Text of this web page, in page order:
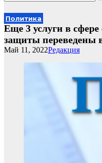
Политика
Еще 3 услуги в
защиты переведены
Редакция
Май 11, 2022